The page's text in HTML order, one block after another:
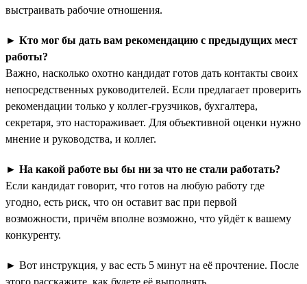
выстраивать рабочие отношения.
► Кто мог бы дать вам рекомендацию с предыдущих мест
работы?
Важно, насколько охотно кандидат готов дать контакты своих
непосредственных руководителей. Если предлагает проверить
рекомендации только у коллег-грузчиков, бухгалтера,
секретаря, это настораживает. Для объективной оценки нужно
мнение и руководства, и коллег.
► На какой работе вы бы ни за что не стали работать?
Если кандидат говорит, что готов на любую работу где
угодно, есть риск, что он оставит вас при первой
возможности, причём вполне возможно, что уйдёт к вашему
конкуренту.
► Вот инструкция, у вас есть 5 минут на её прочтение. После
этого расскажите, как будете её выполнять.